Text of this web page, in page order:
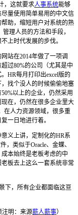
，这就要求人事系统能够
量使用简单易用的中文信
助，缩短用户对系统的熟
理人员的方法和手段，
上时代发展的步伐。
站在2014年做了一项调
过80%的公司（尤其是中
HR每月打印出excel版的
找个没人的时候偷偷地塞
以上的企业，仍然采用
在，仍然在很多企业里大
在人力资源领域，很多重
一日地进行着。
义上讲，定制化的HR系
，类似于Oracle、金蝶、
本始终是老板考虑的中
板去上这么一套系统非常
下，所有企业都面临这亘
注明：来源薪人薪事）